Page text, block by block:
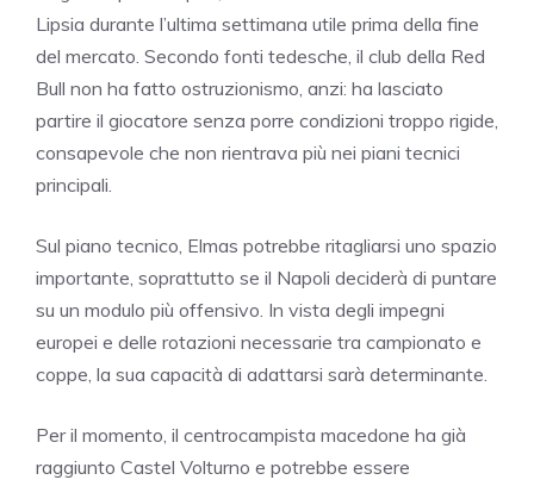
Lipsia durante l’ultima settimana utile prima della fine
del mercato. Secondo fonti tedesche, il club della Red
Bull non ha fatto ostruzionismo, anzi: ha lasciato
partire il giocatore senza porre condizioni troppo rigide,
consapevole che non rientrava più nei piani tecnici
principali.
Sul piano tecnico, Elmas potrebbe ritagliarsi uno spazio
importante, soprattutto se il Napoli deciderà di puntare
su un modulo più offensivo. In vista degli impegni
europei e delle rotazioni necessarie tra campionato e
coppe, la sua capacità di adattarsi sarà determinante.
Per il momento, il centrocampista macedone ha già
raggiunto Castel Volturno e potrebbe essere